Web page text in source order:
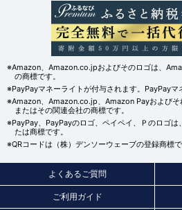
※Amazon、Amazon.co.jpおよびそのロゴは、
の商標です。
※PayPayマネーライトが付与されます。PayPayマ
※Amazon、Amazon.co.jp、Amazon Payおよび
またはその関連会社の商標です。
※PayPay、PayPayのロゴ、ペイペイ、Ｐのロゴは
たは商標です。
※QRコードは（株）デンソーウェーブの登録商標で
よくあるご質問
ご利用ガイド